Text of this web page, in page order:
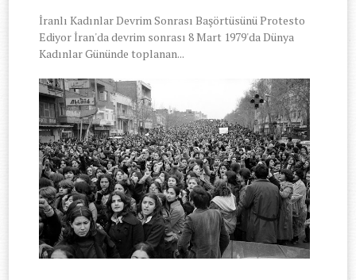
İranlı Kadınlar Devrim Sonrası Başörtüsünü Protesto
Ediyor İran'da devrim sonrası 8 Mart 1979'da Dünya
Kadınlar Gününde toplanan...